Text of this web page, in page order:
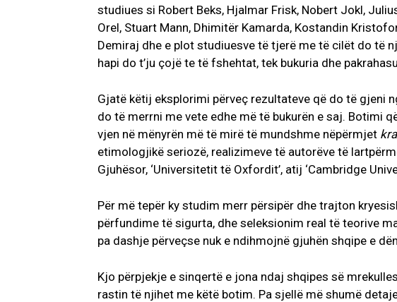
studiues si Robert Beks, Hjalmar Frisk, Nobert Jokl,
Orel, Stuart Mann, Dhimitër Kamarda, Kostandin
Demiraj dhe e plot studiuesve të tjerë me të cilët do të
hapi do t’ju çojë te të fshehtat, tek bukuria dhe
Gjatë këtij eksplorimi përveç rezultateve që do të gjeni
do të merrni me vete edhe më të bukurën e saj. Botimi
vjen në mënyrën më të mirë të mundshme nëpërmjet
etimologjikë seriozë, realizimeve të autorëve të
Gjuhësor, ‘Universitetit të Oxfordit’, atij ‘Cambridge
Për më tepër ky studim merr përsipër dhe trajton
përfundime të sigurta, dhe seleksionim real të teorive
pa dashje përveçse nuk e ndihmojnë gjuhën shqipe e
Kjo përpjekje e sinqertë e jona ndaj shqipes së
rastin të njihet me këtë botim. Pa sjellë më shumë